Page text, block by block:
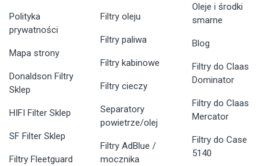
Polityka
prywatności
Mapa strony
Donaldson Filtry
Sklep
HIFI Filter Sklep
SF Filter Sklep
Filtry Fleetguard
Filtry oleju
Filtry paliwa
Filtry kabinowe
Filtry cieczy
Separatory
powietrze/olej
Filtry AdBlue /
mocznika
Oleje i środki
smarne
Blog
Filtry do Claas
Dominator
Filtry do Claas
Mercator
Filtry do Case
5140